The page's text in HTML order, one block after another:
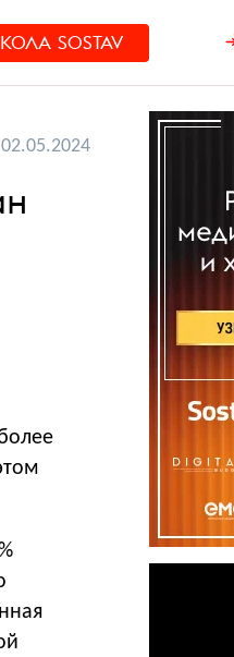
SOSTAV
02.05.2024